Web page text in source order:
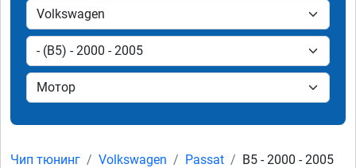
Чип тюнинг Volkswagen Passat B5 - 2000 - 2005